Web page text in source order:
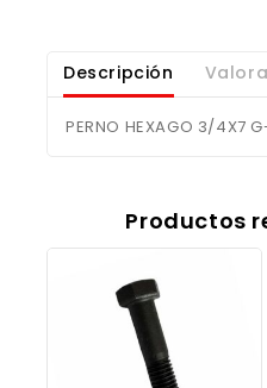
Descripción
PERNO HEXAGO 3/4X7
Productos